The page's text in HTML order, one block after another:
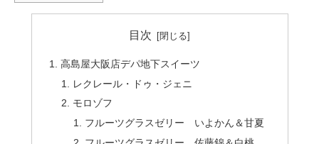
目次
高島屋大阪店デパ地下スイーツ
レクレール・ドゥ・ジェニ
モロゾフ
フルーツグラスゼリー いよかん＆甘夏